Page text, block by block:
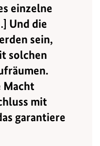
einzelne
Und die
sein,
solchen
Macht
mit
garantiere